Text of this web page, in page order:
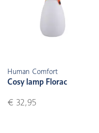
Human Comfort
Cosy lamp Florac
€ 32,95